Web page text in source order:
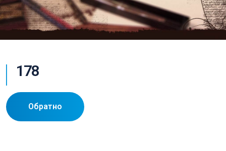
178
Обратно